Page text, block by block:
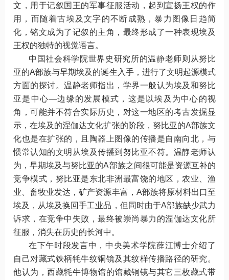
文，用于记叙国王的军事征服活动，起到宣扬王权的作
用，而随着古埃及文字的不断成熟，暴力图像日趋简
化，铭文成为了记叙的主角，最终形成了一种表现埃及
王权的独特的视觉语言。
中国社会科学院世界史研究所的温静老师则从努比
亚的A部族与早期埃及的诞生入手，进行了文明起源模式
方面的探讨。温静老师指出，学界一般认为埃及和努比
亚是中心—边缘的发展模式，这是以埃及为中心的视
角，可能并不符合实际历史，对这一地区的考古发掘显
示，在埃及的涅伽达文化扩张的阶段，努比亚的A部族文
化也是在扩张的，且陶器上图像的传播是自南向北，与
惯常认知的文明从埃及传播到努比亚不符。温静老师认
为，早期埃及与努比亚的A部族之间很可能是资源互补的
竞争模式，努比亚是东北非洲最富饶的地区，农业、渔
业、畜牧业发达，矿产资源丰富，A部族将原材料出口至
埃及，从埃及换回手工业品，但同时由于A部族缺少武力
诉求，在竞争中失败，最终被崇尚暴力的涅伽达文化所
征服，消失在历史的长河中。
在下午时段发言中，中央美术学院薛江博士介绍了
自己对藏式铁柄牦牛纹铜镜及其纹样传播路径的研究。
他认为，西藏牦牛博物馆的馆藏铜镜与其它三枚藏式带